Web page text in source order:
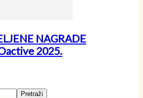
NAGRADE
2025.